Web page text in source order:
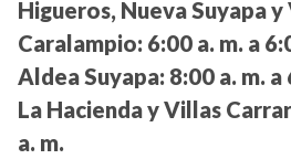
Higueros, Nueva Suyapa y
Caralampio: 6:00 a. m. a
Aldea Suyapa: 8:00 a. m. a
La Hacienda y Villas
a. m.